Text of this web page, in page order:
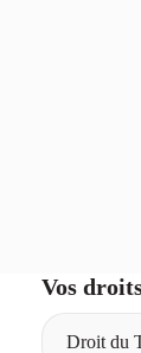
Vos
Droit du